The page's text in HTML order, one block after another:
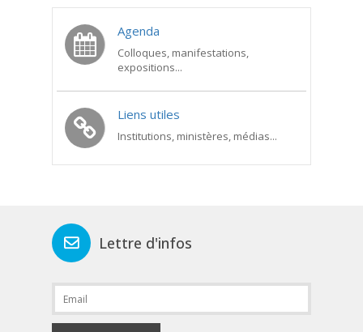
Agenda
Colloques, manifestations,
expositions...
Liens utiles
Institutions, ministères, médias...
Lettre d'infos